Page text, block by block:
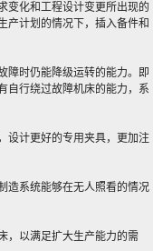
变化和工程设计变更所出现的
产计划的情况下，插入备件和
障时仍能降级运转的能力。即
自行绕过故障机床的能力，系
设计更好的专用夹具，更加注
造系统能够在无人照看的情况
，以满足扩大生产能力的需